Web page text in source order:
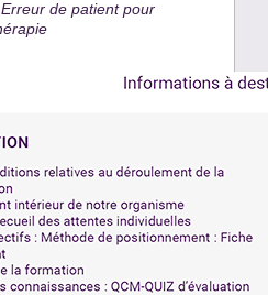
de patient pour